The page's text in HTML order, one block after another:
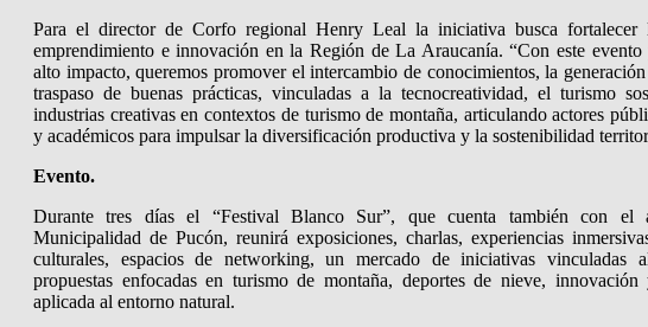
Para el director de Corfo regional Henry Leal la iniciativa busca fortalecer
emprendimiento e innovación en la Región de La Araucanía. “Con este evento
alto impacto, queremos promover el intercambio de conocimientos, la
traspaso de buenas prácticas, vinculadas a la tecnocreatividad, el turismo
industrias creativas en contextos de turismo de montaña, articulando actores
y académicos para impulsar la diversificación productiva y la sostenibilidad
Evento.
Durante tres días el “Festival Blanco Sur”, que cuenta también con el
Municipalidad de Pucón, reunirá exposiciones, charlas, experiencias
culturales, espacios de networking, un mercado de iniciativas vinculadas
propuestas enfocadas en turismo de montaña, deportes de nieve, innovación
aplicada al entorno natural.